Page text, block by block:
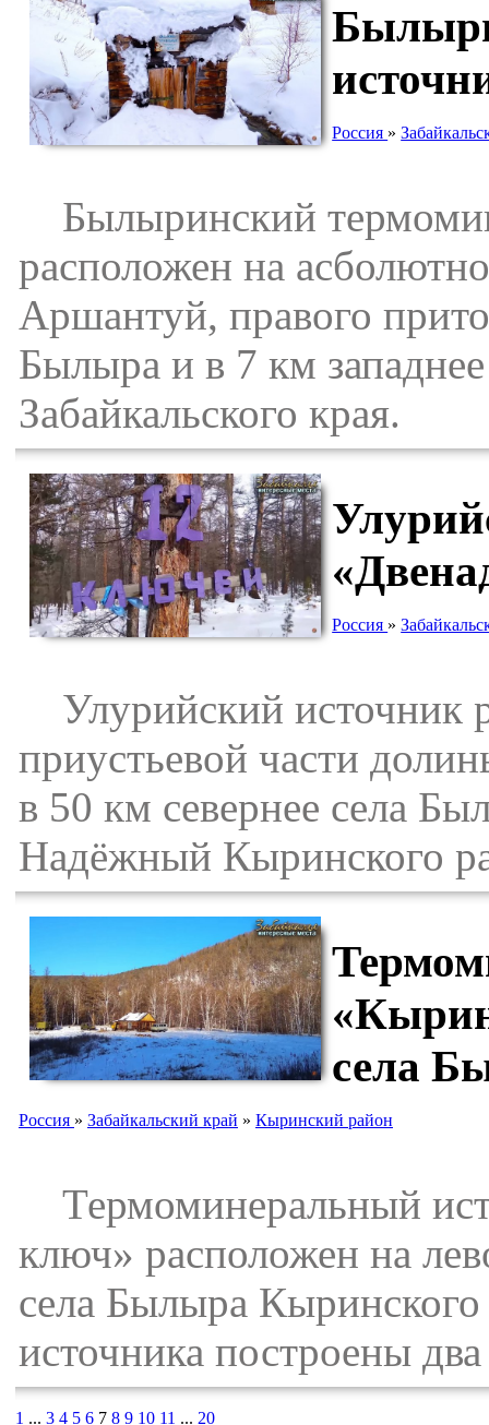
Россия »
Былыринский
расположен на
Аршантуй, правого
Былыра и в 7 км
Забайкальского края.
Россия »
Улурийский источник
приустьевой части
в 50 км севернее села
Надёжный Кыринского
села
Россия » Забайкальский край » Кыринский район
Термоминеральный
ключ» расположен на
села Былыра Кыринского
источника построены
1 ... 3 4 5 6 7 8 9 10 11 ... 20